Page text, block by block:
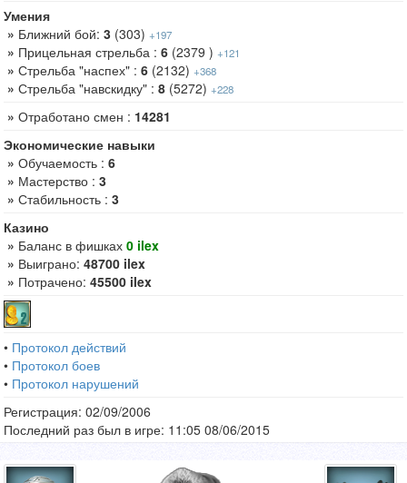
Умения
» Ближний бой: 3 (303) +197
» Прицельная стрельба : 6 (2379 ) +121
» Стрельба "наспех" : 6 (2132) +368
» Стрельба "навскидку" : 8 (5272) +228
» Отработано смен : 14281
Экономические навыки
» Обучаемость : 6
» Мастерство : 3
» Стабильность : 3
Казино
» Баланс в фишках 0 ilex
» Выиграно: 48700 ilex
» Потрачено: 45500 ilex
• Протокол действий
• Протокол боев
• Протокол нарушений
Регистрация: 02/09/2006
Последний раз был в игре: 11:05 08/06/2015